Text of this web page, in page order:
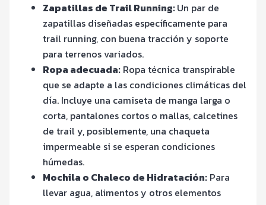
Zapatillas de Trail Running:Un par de
zapatillas diseñadas específicamente para
trail running, con buena tracción y soporte
para terrenos variados.
Ropa adecuada: Ropa técnica transpirable
que se adapte a las condiciones climáticas del
día. Incluye una camiseta de manga larga o
corta, pantalones cortos o mallas, calcetines
de trail y, posiblemente, una chaqueta
impermeable si se esperan condiciones
húmedas.
Mochila o Chaleco de Hidratación: Para
llevar agua, alimentos y otros elementos